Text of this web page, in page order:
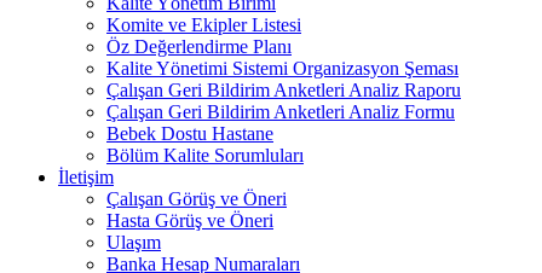
Komite ve Ekipler Listesi
Öz Değerlendirme Planı
Kalite Yönetimi Sistemi Organizasyon Şeması
Çalışan Geri Bildirim Anketleri Analiz Raporu
Çalışan Geri Bildirim Anketleri Analiz Formu
Bebek Dostu Hastane
Bölüm Kalite Sorumluları
İletişim
Çalışan Görüş ve Öneri
Hasta Görüş ve Öneri
Ulaşım
Banka Hesap Numaraları